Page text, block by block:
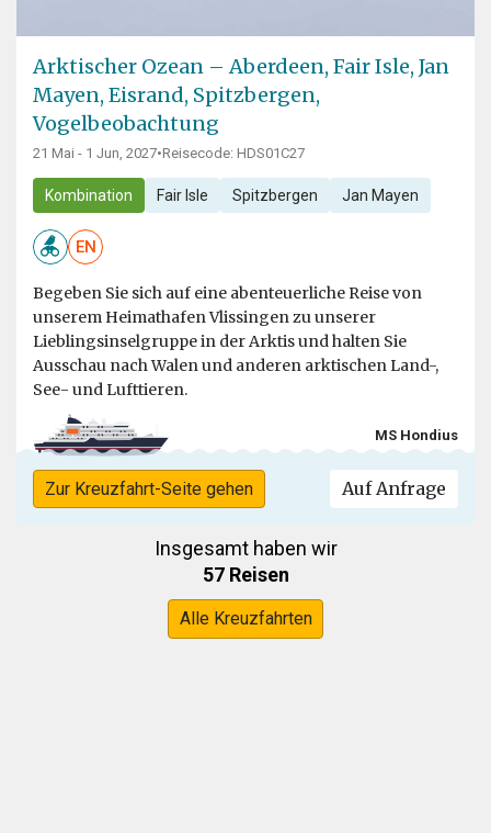
Arktischer Ozean – Aberdeen, Fair Isle, Jan
Mayen, Eisrand, Spitzbergen,
Vogelbeobachtung
21 Mai - 1 Jun, 2027•Reisecode: HDS01C27
Kombination Fair Isle Spitzbergen Jan Mayen
EN
Begeben Sie sich auf eine abenteuerliche Reise von
unserem Heimathafen Vlissingen zu unserer
Lieblingsinselgruppe in der Arktis und halten Sie
Ausschau nach Walen und anderen arktischen Land-,
See- und Lufttieren.
MS Hondius
Zur Kreuzfahrt-Seite gehen Auf Anfrage
Insgesamt haben wir
57 Reisen
Alle Kreuzfahrten